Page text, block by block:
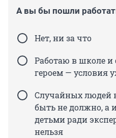
А вы бы пошли
Нет, ни за что
Работаю в школе и
героем — условия
Случайных людей
быть не должно, а
детьми ради
нельзя